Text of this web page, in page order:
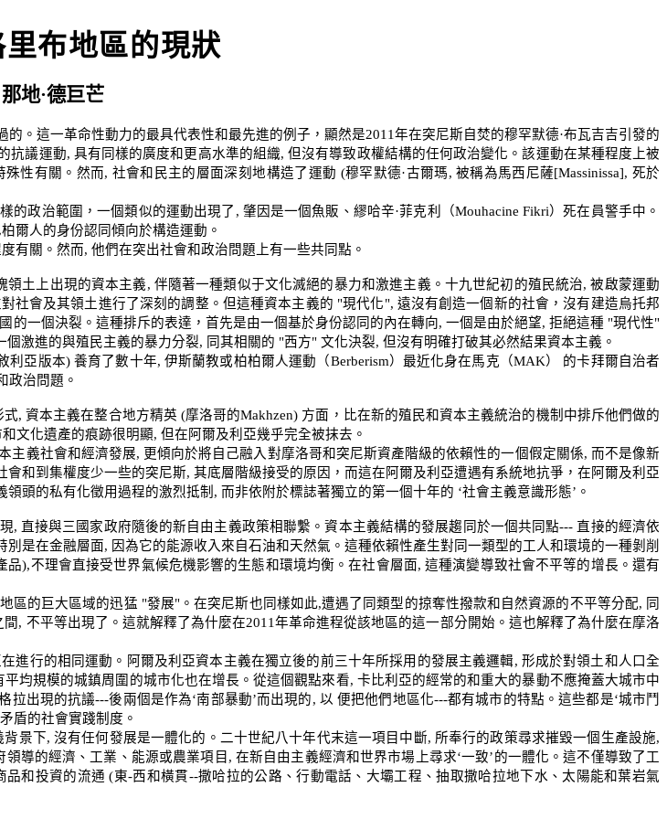
里布地區的現狀
那地·德巨芒
的。這一革命性動力的最具代表性和最先進的例子，顯然是2011年在突尼斯自焚的穆罕默德·布瓦吉吉引發的
抗議運動, 具有同樣的廣度和更高水準的組織,但沒有導致政權結構的任何政治變化。該運動在某種程度上被
殊性有關。然而, 社會和民主的層面深刻地構造了運動 (穆罕默德·古爾瑪, 被稱為馬西尼薩[Massinissa], 死於
的政治範圍，一個類似的運動出現了 , 肇因是一個魚販、繆哈辛·菲克利（Mouhacine Fikri）死在員警手中。
爾人的身份認同傾向於構造運動。
有關。然而, 他們在突出社會和政治問題上有一些共同點。
領土上出現的資本主義, 伴隨著一種類似于文化滅絕的暴力和激進主義。十九世紀初的殖民統治,被啟蒙運動
對社會及其領土進行了深刻的調整。但這種資本主義的 "現代化", 遠沒有創造一個新的社會，沒有建造烏托邦
的一個決裂。這種排斥的表達，首先是由一個基於身份認同的內在轉向, 一個是由於絕望, 拒絕這種 "現代性"
個激進的與殖民主義的暴力分裂, 同其相關的 "西方" 文化決裂, 但沒有明確打破其必然結果資本主義。
利亞版本) 養育了數十年, 伊斯蘭教或柏柏爾人運動（Berberism）最近化身在馬克（MAK） 的卡拜爾自治者
政治問題。
式,資本主義在整合地方精英 (摩洛哥的Makhzen) 方面，比在新的殖民和資本主義統治的機制中排斥他們做的
文化遺產的痕跡很明顯, 但在阿爾及利亞幾乎完全被抹去。
主義社會和經濟發展, 更傾向於將自己融入對摩洛哥和突尼斯資產階級的依賴性的一個假定關係, 而不是像新
會和到集權度少一些的突尼斯, 其底層階級接受的原因，而這在阿爾及利亞遭遇有系統地抗爭，在阿爾及利亞
頭的私有化徵用過程的激烈抵制 , 而非依附於標誌著獨立的第一個十年的 ‘社會主義意識形態’ 。
, 直接與三國家政府隨後的新自由主義政策相聯繫。資本主義結構的發展趨同於一個共同點--- 直接的經濟依
別是在金融層面, 因為它的能源收入來自石油和天然氣。這種依賴性產生對同一類型的工人和環境的一種剝削
品),不理會直接受世界氣候危機影響的生態和環境均衡。在社會層面,這種演變導致社會不平等的增長。還有
區的巨大區域的迅猛 "發展" 。在突尼斯也同樣如此,遭遇了同類型的掠奪性撥款和自然資源的不平等分配, 同
間, 不平等出現了。這就解釋了為什麼在2011年革命進程從該地區的這一部分開始。這也解釋了為什麼在摩洛
進行的相同運動。阿爾及利亞資本主義在獨立後的前三十年所採用的發展主義邏輯, 形成於對領土和人口全
平均規模的城鎮周圍的城市化也在增長。從這個觀點來看, 卡比利亞的經常的和重大的暴動不應掩蓋大城市中
拉出現的抗議---後兩個是作為‘南部暴動’而出現的, 以 便把他們地區化---都有城市的特點。這些都是‘城市鬥
盾的社會實踐制度。
背景下, 沒有任何發展是一體化的。二十世紀八十年代末這一項目中斷, 所奉行的政策尋求摧毀一個生產設施,
領導的經濟、工業、能源或農業項目 , 在新自由主義經濟和世界市場上尋求‘一致’的一體化。這不僅導致了工
品和投資的流通 (東-西和橫貫--撒哈拉的公路、行動電話、大壩工程、抽取撒哈拉地下水、太陽能和葉岩氣